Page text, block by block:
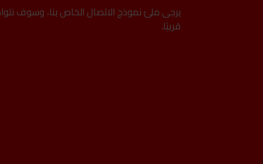
يرجى ملئ نموذج الاتصال الخاص بنا، وسوف
قريبًا.